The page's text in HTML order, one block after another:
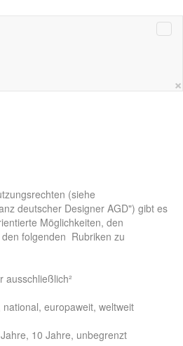
×
(siehe
deutscher Designer AGD") gibt es
Möglichkeiten, den
folgenden Rubriken zu
ausschließlich²
national, europaweit, weltweit
10 Jahre, unbegrenzt